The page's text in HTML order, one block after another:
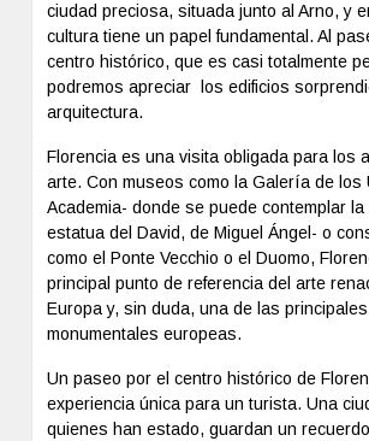
ciudad preciosa, situada junto al Arno, y
cultura tiene un papel fundamental. Al
centro histórico, que es casi totalmente
podremos apreciar los edificios
arquitectura.
Florencia es una visita obligada para los
arte. Con museos como la Galería de los
Academia- donde se puede contemplar
estatua del David, de Miguel Ángel- o
como el Ponte Vecchio o el Duomo,
principal punto de referencia del arte
Europa y, sin duda, una de las
monumentales europeas.
Un paseo por el centro histórico de
experiencia única para un turista. Una
quienes han estado, guardan un